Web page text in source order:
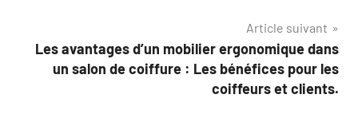
Article suivant
Les avantages d’un mobilier ergonomique dans
un salon de coiffure : Les bénéfices pour les
coiffeurs et clients.